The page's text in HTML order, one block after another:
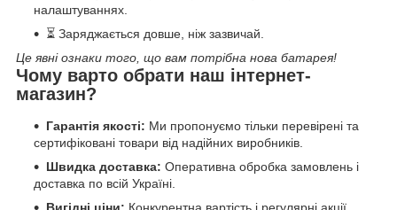
налаштуваннях.
⏳ Заряджається довше, ніж зазвичай.
Це явні ознаки того, що вам потрібна нова батарея!
Чому варто обрати наш інтернет-
магазин?
Гарантія якості: Ми пропонуємо тільки перевірені та
сертифіковані товари від надійних виробників.
Швидка доставка: Оперативна обробка замовлень і
доставка по всій Україні.
Вигідні ціни: Конкурентна вартість і регулярні акції